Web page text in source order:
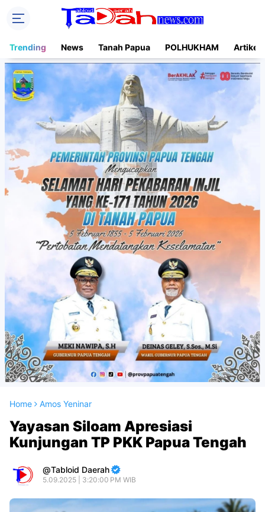
Trending News Tanah Papua POLHUKHAM Artikel
Home Amos Yeninar
Yayasan Siloam Apresiasi
Kunjungan TP PKK Papua Tengah
Tabloid Daerah
5.09.2025 | 3:20:00 PM WIB